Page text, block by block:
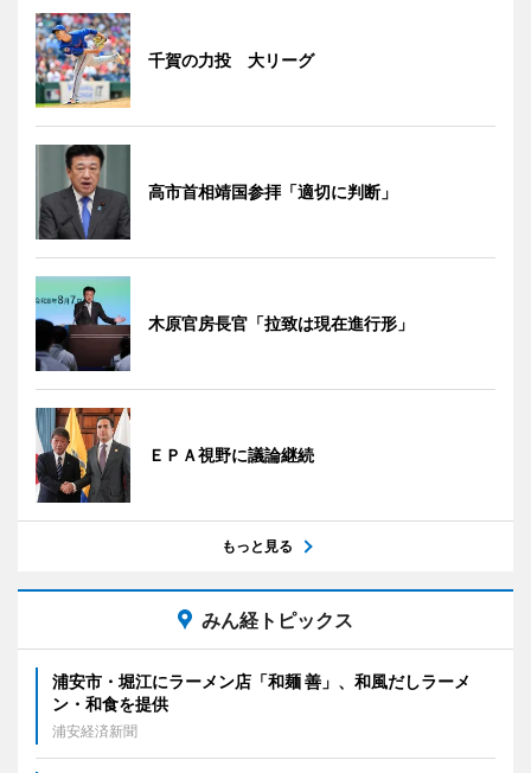
千賀の力投 大リーグ
高市首相靖国参拝「適切に判断」
木原官房長官「拉致は現在進行形」
ＥＰＡ視野に議論継続
もっと見る
みん経トピックス
浦安市・堀江にラーメン店「和麺 善」、和風だしラーメ
ン・和食を提供
浦安経済新聞